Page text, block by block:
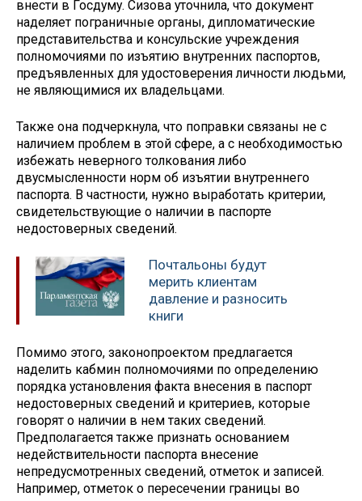
внести в Госдуму. Сизова уточнила, что документ
наделяет пограничные органы, дипломатические
представительства и консульские учреждения
полномочиями по изъятию внутренних паспортов,
предъявленных для удостоверения личности людьми,
не являющимися их владельцами.
Также она подчеркнула, что поправки связаны не с
наличием проблем в этой сфере, а с необходимостью
избежать неверного толкования либо
двусмысленности норм об изъятии внутреннего
паспорта. В частности, нужно выработать критерии,
свидетельствующие о наличии в паспорте
недостоверных сведений.
Почтальоны будут
мерить клиентам
давление и разносить
книги
Помимо этого, законопроектом предлагается
наделить кабмин полномочиями по определению
порядка установления факта внесения в паспорт
недостоверных сведений и критериев, которые
говорят о наличии в нем таких сведений.
Предполагается также признать основанием
недействительности паспорта внесение
непредусмотренных сведений, отметок и записей.
Например, отметок о пересечении границы во